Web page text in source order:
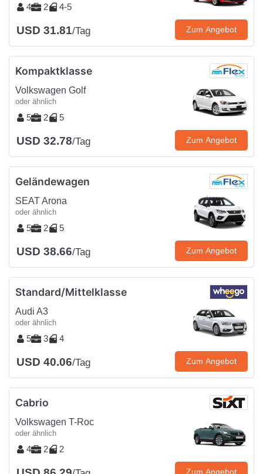
4 2 4-5
USD 31.81/Tag Zum Angebot
Kompaktklasse
Volkswagen Golf
oder ähnlich
5 2 5
USD 32.78/Tag Zum Angebot
Geländewagen
SEAT Arona
oder ähnlich
5 2 5
USD 38.66/Tag Zum Angebot
Standard/Mittelklasse
Audi A3
oder ähnlich
5 3 4
USD 40.06/Tag Zum Angebot
Cabrio
Volkswagen T-Roc
oder ähnlich
4 2 2
Zum Angebot